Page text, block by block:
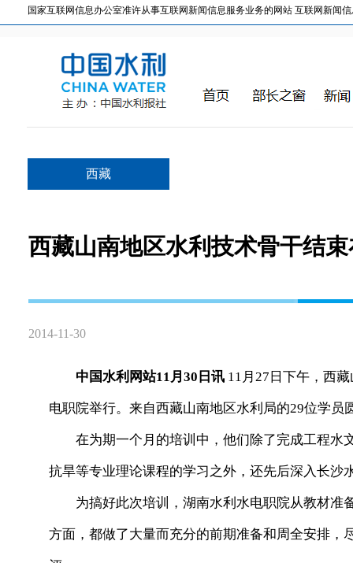
国家互联网信息办公室准许从事互联网新闻信息服务业务的网站 互联网新闻信
西藏
西藏山南地区水利技术骨干结
2014-11-30
中国水利网站11月30日讯 11月27日下午，西
电职院举行。来自西藏山南地区水利局的29位学员
在为期一个月的培训中，他们除了完成工程水
抗旱等专业理论课程的学习之外，还先后深入长
为搞好此次培训，湖南水利水电职院从教材准
方面，都做了大量而充分的前期准备和周全安排